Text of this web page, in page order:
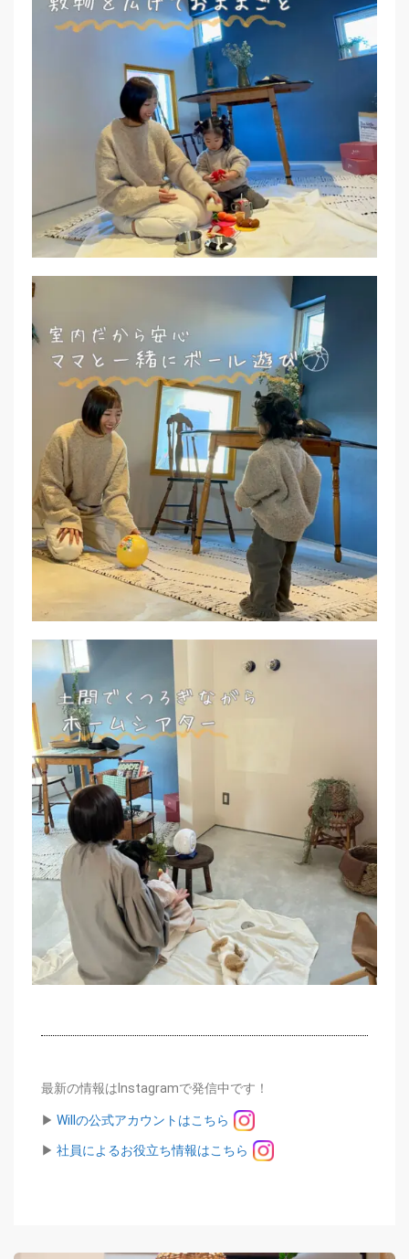
最新の情報はInstagramで発信中です！
▶︎ Willの公式アカウントはこちら
▶︎ 社員によるお役立ち情報はこちら